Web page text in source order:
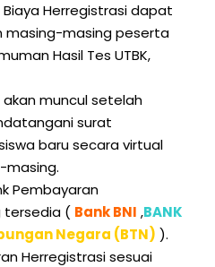
Herregistrasi dapat
masing-masing peserta
Hasil Tes UTBK,
muncul setelah
surat
baru secara virtual
masing.
Pembayaran
tersedia ( Bank BNI ,BANK
Negara (BTN) ).
Herregistrasi sesuai